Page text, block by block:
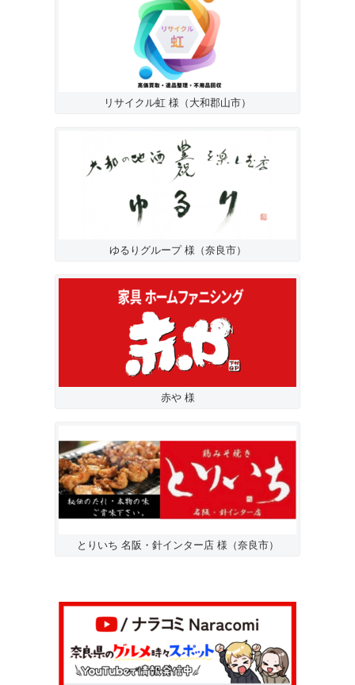
リサイクル虹 様（大和郡山市）
ゆるりグループ 様（奈良市）
赤や 様
とりいち 名阪・針インター店 様（奈良市）